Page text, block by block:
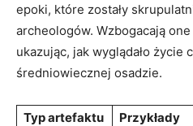
⁣epoki,​ które zostały
archeologów. Wzbogacają
ukazując, jak wyglądało​ życie‌
średniowiecznej osadzie.
Typ artefaktu Przykłady